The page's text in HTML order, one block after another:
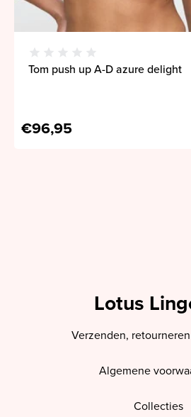
Tom push up A-D azure delight
€96,95
Lotus
Verzenden,
Algemene
Collecties